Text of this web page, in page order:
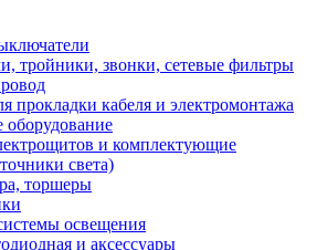
тройники, звонки, сетевые фильтры
прокладки кабеля и электромонтажа
и комплектующие
света)
торшеры
освещения
и аксессуары